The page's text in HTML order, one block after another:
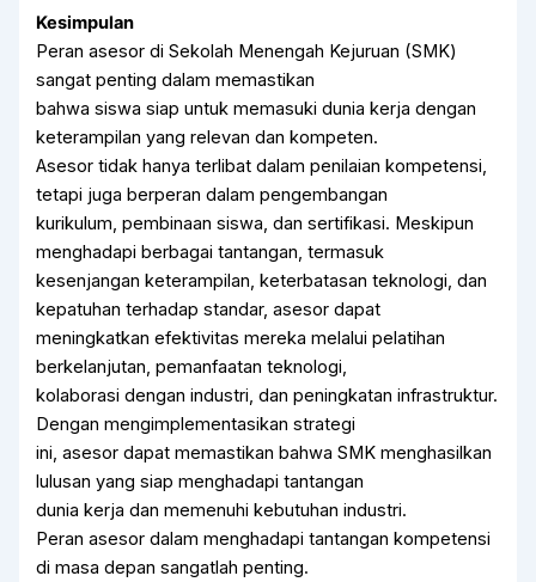
Kesimpulan
Peran asesor di Sekolah Menengah Kejuruan (SMK)
sangat penting dalam memastikan
bahwa siswa siap untuk memasuki dunia kerja dengan
keterampilan yang relevan dan kompeten.
Asesor tidak hanya terlibat dalam penilaian kompetensi,
tetapi juga berperan dalam pengembangan
kurikulum, pembinaan siswa, dan sertifikasi. Meskipun
menghadapi berbagai tantangan, termasuk
kesenjangan keterampilan, keterbatasan teknologi, dan
kepatuhan terhadap standar, asesor dapat
meningkatkan efektivitas mereka melalui pelatihan
berkelanjutan, pemanfaatan teknologi,
kolaborasi dengan industri, dan peningkatan infrastruktur.
Dengan mengimplementasikan strategi
ini, asesor dapat memastikan bahwa SMK menghasilkan
lulusan yang siap menghadapi tantangan
dunia kerja dan memenuhi kebutuhan industri.
Peran asesor dalam menghadapi tantangan kompetensi
di masa depan sangatlah penting.